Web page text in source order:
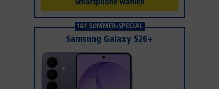
1&1 SOMMER-SPECIAL
Samsung Galaxy S26+